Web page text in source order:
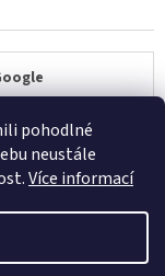
pohodlné
neustále
Více informací